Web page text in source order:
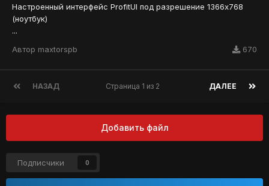
Настроенный интерфейс ProfitUI под разрешение 1366x768
(ноутбук)
...
Автор maxtorspb 670
НАЗАД ДАЛЕЕ
Страница 1 из 2
Добавить файл
Подписчики 0